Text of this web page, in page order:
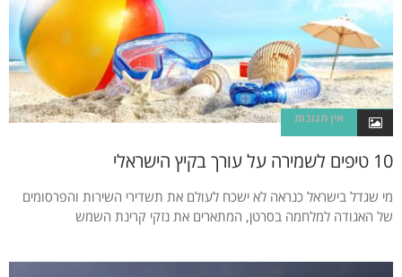
אין תגובות
10 טיפים לשמירה על עורך בקיץ הישראלי
מי שגדל בישראל כנראה לא ישכח לעולם את תשדירי השירות והפרסומים
של האגודה למלחמה בסרטן, המתארים את נזקי קרינת השמש